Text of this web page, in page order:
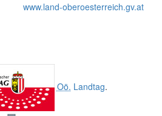
www.land-oberoesterreich.gv.at
Oö. Landtag.